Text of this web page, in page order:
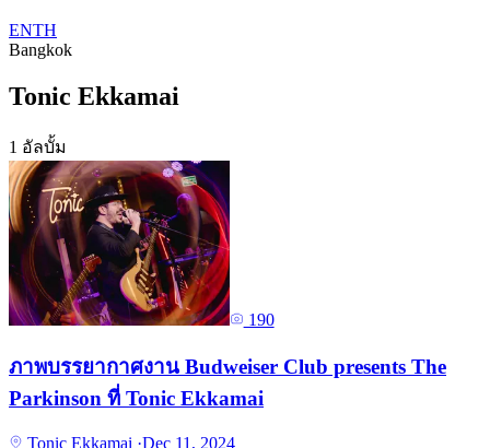
ENTH
Bangkok
Tonic Ekkamai
1 อัลบั้ม
190
ภาพบรรยากาศงาน Budweiser Club presents The
Parkinson ที่ Tonic Ekkamai
Tonic Ekkamai ·Dec 11, 2024